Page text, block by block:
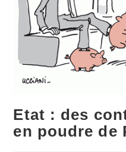
Etat : des
en poudre de